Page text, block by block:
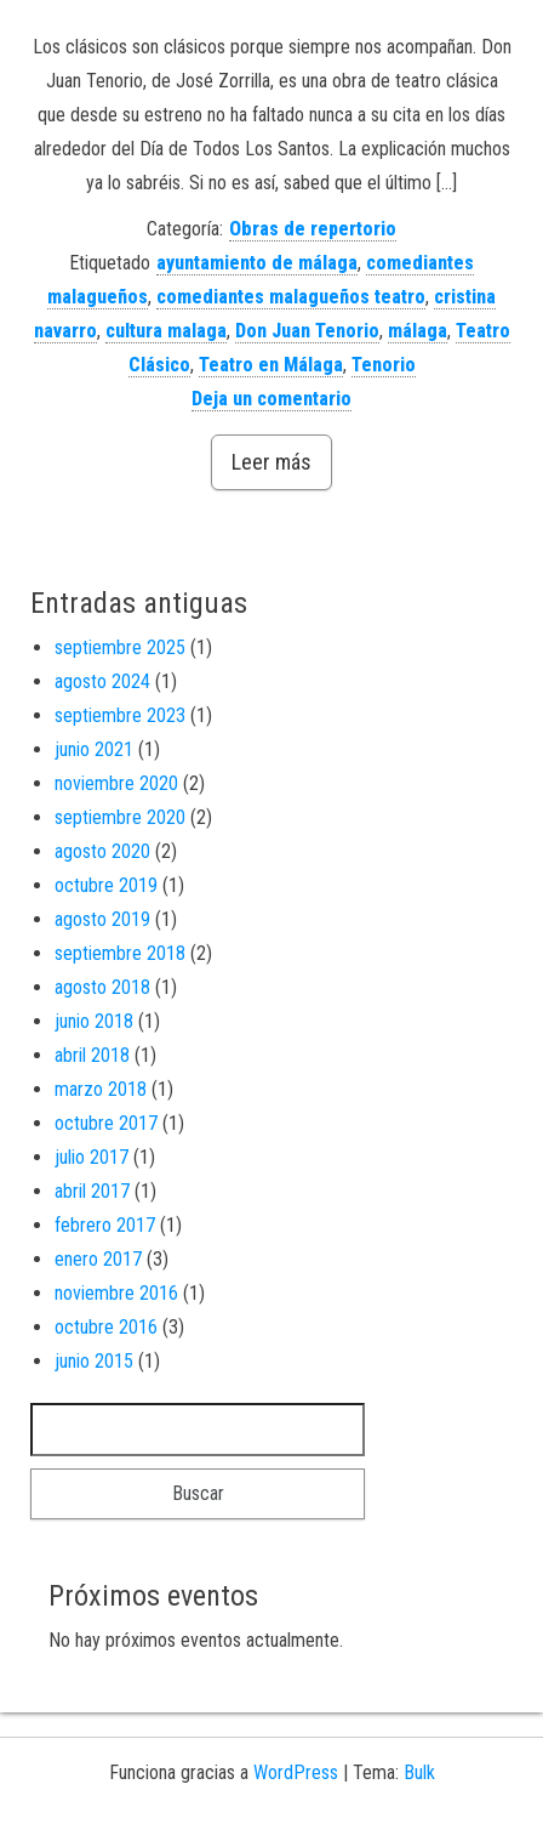
Los clásicos son clásicos porque siempre nos acompañan. Don
Juan Tenorio, de José Zorrilla, es una obra de teatro clásica
que desde su estreno no ha faltado nunca a su cita en los días
alrededor del Día de Todos Los Santos. La explicación muchos
ya lo sabréis. Si no es así, sabed que el último […]
Categoría: Obras de repertorio
Etiquetado ayuntamiento de málaga, comediantes
malagueños, comediantes malagueños teatro, cristina
navarro, cultura malaga, Don Juan Tenorio, málaga, Teatro
Clásico, Teatro en Málaga, Tenorio
Deja un comentario
Leer más
Entradas antiguas
septiembre 2025 (1)
agosto 2024 (1)
septiembre 2023 (1)
junio 2021 (1)
noviembre 2020 (2)
septiembre 2020 (2)
agosto 2020 (2)
octubre 2019 (1)
agosto 2019 (1)
septiembre 2018 (2)
agosto 2018 (1)
junio 2018 (1)
abril 2018 (1)
marzo 2018 (1)
octubre 2017 (1)
julio 2017 (1)
abril 2017 (1)
febrero 2017 (1)
enero 2017 (3)
noviembre 2016 (1)
octubre 2016 (3)
junio 2015 (1)
Próximos eventos
No hay próximos eventos actualmente.
Funciona gracias a WordPress Tema: Bulk